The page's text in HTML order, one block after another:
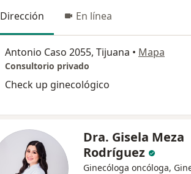
Dirección En línea
Antonio Caso 2055, Tijuana • Mapa
Consultorio privado
Check up ginecológico
Dra. Gisela Meza
Rodríguez
Ginecóloga oncóloga,